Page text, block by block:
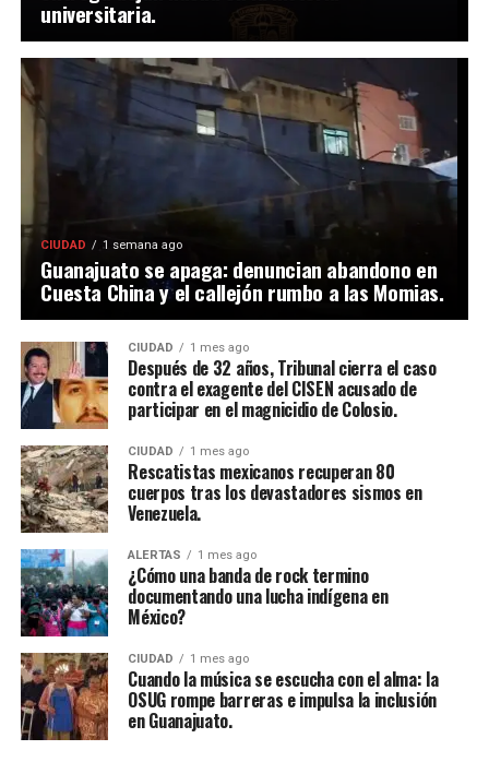
universitaria.
CIUDAD 1 semana ago
Guanajuato se apaga: denuncian abandono en
Cuesta China y el callejón rumbo a las Momias.
CIUDAD 1 mes ago
Después de 32 años, Tribunal cierra el caso
contra el exagente del CISEN acusado de
participar en el magnicidio de Colosio.
CIUDAD 1 mes ago
Rescatistas mexicanos recuperan 80
cuerpos tras los devastadores sismos en
Venezuela.
ALERTAS 1 mes ago
¿Cómo una banda de rock termino
documentando una lucha indígena en
México?
CIUDAD 1 mes ago
Cuando la música se escucha con el alma: la
OSUG rompe barreras e impulsa la inclusión
en Guanajuato.